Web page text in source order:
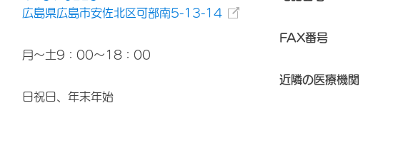
広島県広島市安佐北区可部南5-13-14
月～土9：00～18：00
日祝日、年末年始
FAX番号
近隣の医療機関